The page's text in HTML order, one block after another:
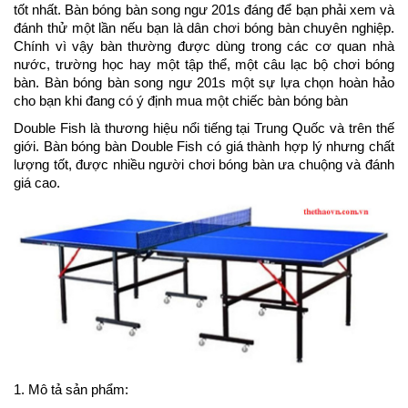
tốt nhất. Bàn bóng bàn song ngư 201s đáng để bạn phải xem và
đánh thử một lần nếu bạn là dân chơi bóng bàn chuyên nghiệp.
Chính vì vậy bàn thường được dùng trong các cơ quan nhà
nước, trường học hay một tập thể, một câu lạc bộ chơi bóng
bàn. Bàn bóng bàn song ngư 201s một sự lựa chọn hoàn hảo
cho bạn khi đang có ý định mua một chiếc bàn bóng bàn
Double Fish là thương hiệu nổi tiếng tại Trung Quốc và trên thế
giới. Bàn bóng bàn Double Fish có giá thành hợp lý nhưng chất
lượng tốt, được nhiều người chơi bóng bàn ưa chuộng và đánh
giá cao.
1. Mô tả sản phẩm: